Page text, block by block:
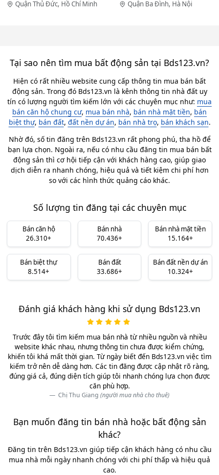
Quận Thủ Đức, Hồ Chí Minh Quận Ba Đình, Hà Nội
Tại sao nên tìm mua bất động sản tại Bds123.vn?
Hiện có rất nhiều website cung cấp thông tin mua bán bất
động sản. Trong đó Bds123.vn là kênh thông tin nhà đất uy
tín có lượng người tìm kiếm lớn với các chuyên mục như: mua
bán căn hộ chung cư, mua bán nhà, bán nhà mặt tiền, bán
biệt thự, bán đất, đất nền dự án, bán nhà trọ, bán khách sạn.
Nhờ đó, số tin đăng trên Bds123.vn rất phong phú, tha hồ để
bạn lựa chọn. Ngoài ra, nếu có nhu cầu đăng tin mua bán bất
động sản thì cơ hội tiếp cận với khách hàng cao, giúp giao
dịch diễn ra nhanh chóng, hiệu quả và tiết kiệm chi phí hơn
so với các hình thức quảng cáo khác.
Số lượng tin đăng tại các chuyên mục
Bán căn hộ
26.310+
Bán nhà
70.436+
Bán nhà mặt tiền
15.164+
Bán biệt thự
8.514+
Bán đất
33.686+
Bán đất nền dự án
10.324+
Đánh giá khách hàng khi sử dụng Bds123.vn
Trước đây tôi tìm kiếm mua bán nhà từ nhiều nguồn và nhiều
website khác nhau, nhưng thông tin chưa được kiểm chứng,
khiến tôi khá mất thời gian. Từ ngày biết đến Bds123.vn việc tìm
kiếm trở nên dễ dàng hơn. Các tin đăng được cập nhật rõ ràng,
đúng giá cả, đúng diện tích giúp tôi nhanh chóng lựa chọn được
căn phù hợp.
Chị Thu Giang (người mua nhà cho thuê)
Bạn muốn đăng tin bán nhà hoặc bất động sản
khác?
Đăng tin trên Bds123.vn giúp tiếp cận khách hàng có nhu cầu
mua nhà mỗi ngày nhanh chóng với chi phí thấp và hiệu quả
cao.